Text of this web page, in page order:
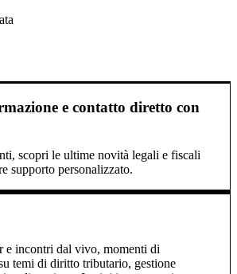
e contatto diretto con
scopri le ultime novità legali e fiscali
supporto personalizzato.
e incontri dal vivo, momenti di
temi di diritto tributario, gestione